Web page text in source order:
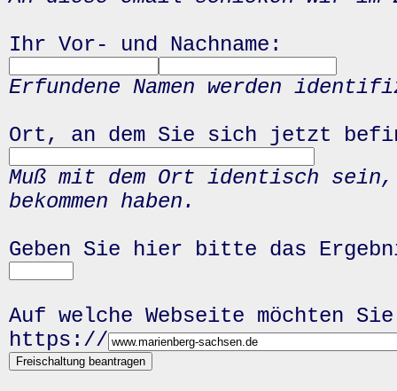
Ihr Vor- und Nachname:
Erfundene Namen werden
Ort, an dem Sie sich jetzt
Muß mit dem Ort identisch
bekommen haben.
Geben Sie hier bitte das
Auf welche Webseite möchten
https://